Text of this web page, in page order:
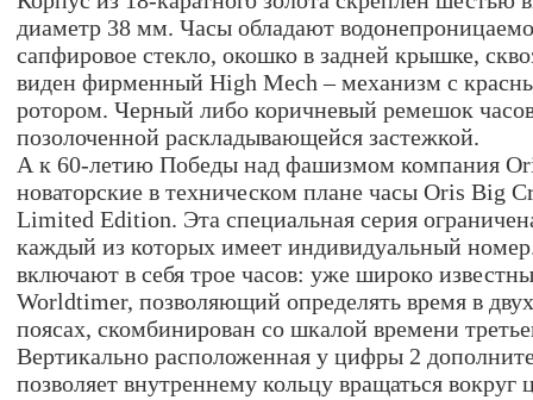
диаметр 38 мм. Часы обладают
сапфировое стекло, окошко в задней крышке,
виден фирменный High Mech – механизм c
ротором. Черный либо коричневый ремешок
позолоченной раскладывающейся застежкой.
А к 60-летию Победы над фашизмом компания
новаторские в техническом плане часы Oris Big
Limited Edition. Эта специальная серия
каждый из которых имеет индивидуальный
включают в себя трое часов: уже широко
Worldtimer, позволяющий определять время в
поясах, скомбинирован со шкалой времени
Вертикально расположенная у цифры 2
позволяет внутреннему кольцу вращаться вокруг